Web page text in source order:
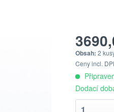
Obsah: 2
Ceny incl.
Dodací